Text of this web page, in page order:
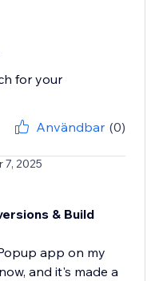
for your
Användbar (0)
7, 2025
& Build
app on my
and it's made a